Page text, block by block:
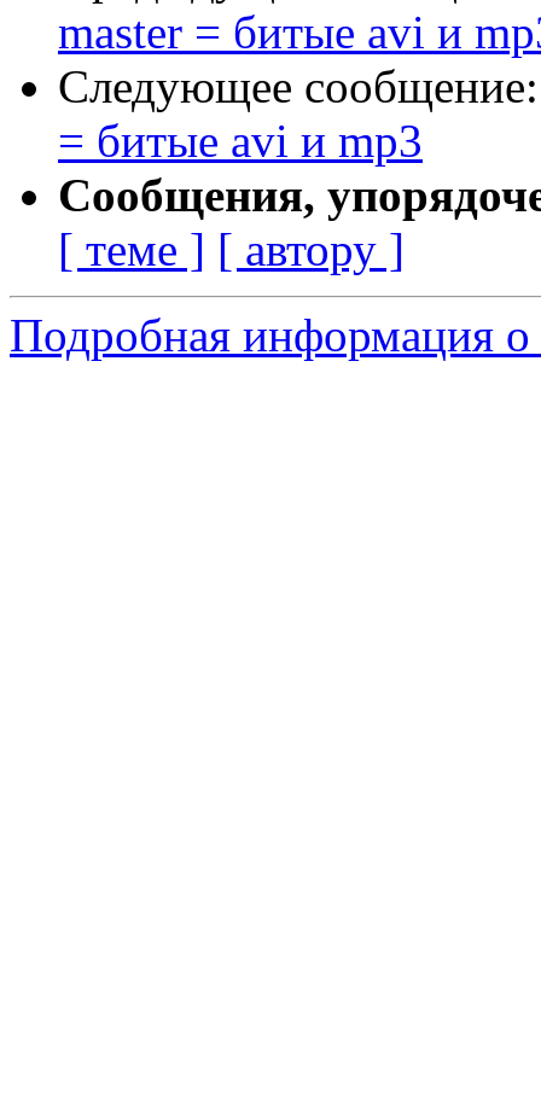
master = битые avi и
Следующее
= битые avi и mp3
Сообщения,
[ теме ] [ автору ]
Подробная информация